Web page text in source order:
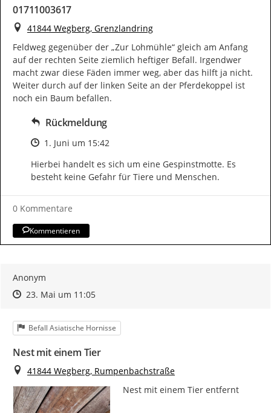
01711003617
Ort
41844 Wegberg, Grenzlandring
Feldweg gegenüber der „Zur Lohmühle“ gleich am Anfang
auf der rechten Seite ziemlich heftiger Befall. Irgendwer
macht zwar diese Fäden immer weg, aber das hilft ja nicht.
Weiter durch auf der linken Seite an der Pferdekoppel ist
noch ein Baum befallen.
Rückmeldung
Zeitpunkt des Erstellens
1. Juni um 15:42
Hierbei handelt es sich um eine Gespinstmotte. Es
besteht keine Gefahr für Tiere und Menschen.
0 Kommentare
Kommentieren
Anonym
Zeitpunkt des Erstellens
Zeitpunkt des Erstellens
23. Mai um 11:05Zur Äußerung
Kategorie
Befall Asiatische Hornisse
Nest mit einem Tier
Ort
41844 Wegberg, Rumpenbachstraße
Nest mit einem Tier entfernt